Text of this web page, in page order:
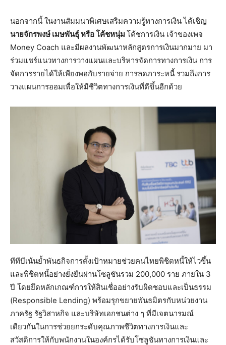
นอกจากนี้ ในงานสัมมนาพิเศษเสริมความรู้ทางการเงิน ได้เชิญ
นายจักรพงษ์ เมษพันธุ์ หรือ โค้ชหนุ่ม โค้ชการเงิน เจ้าของเพจ
Money Coach และมีผลงานพัฒนาหลักสูตรการเงินมากมาย มา
ร่วมแชร์แนวทางการวางแผนและบริหารจัดการทางการเงิน การ
จัดการรายได้ให้เพียงพอกับรายจ่าย การลดภาระหนี้ รวมถึงการ
วางแผนการออมเพื่อให้มีชีวิตทางการเงินที่ดีขึ้นอีกด้วย
ทีทีบีเน้นย้ำพันธกิจการตั้งเป้าหมายช่วยคนไทยพิชิตหนี้ให้ไวขึ้น
และพิชิตหนี้อย่างยั่งยืนผ่านโซลูชันรวม 200,000 ราย ภายใน 3
ปี โดยยึดหลักเกณฑ์การให้สินเชื่ออย่างรับผิดชอบและเป็นธรรม
(Responsible Lending) พร้อมรุกขยายพันธมิตรกับหน่วยงาน
ภาครัฐ รัฐวิสาหกิจ และบริษัทเอกชนต่าง ๆ ที่มีเจตนารมณ์
เดียวกันในการช่วยยกระดับคุณภาพชีวิตทางการเงินและ
สวัสดิการให้กับพนักงานในองค์กรได้รับโซลูชันทางการเงินและ